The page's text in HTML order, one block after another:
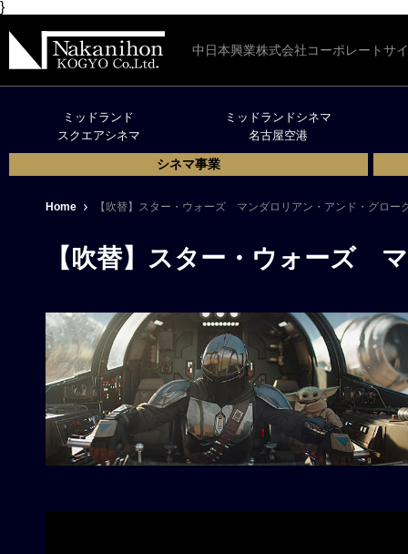
}
中日本興業株式会社コーポレートサ
ミッドランド
スクエアシネマ
ミッドランドシネマ
名古屋空港
シネマ事業
Home 【吹替】スター・ウォーズ マンダロリアン・アンド・グロー
【吹替】スター・ウォーズ